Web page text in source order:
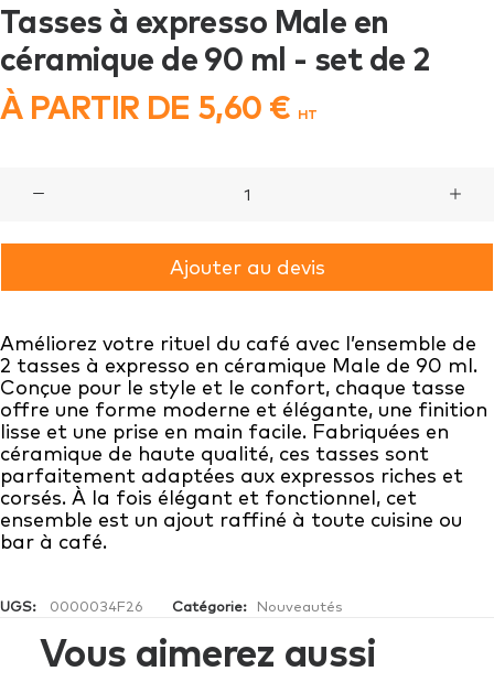
Tasses à expresso Male en
céramique de 90 ml - set de 2
À PARTIR DE 5,60 € HT
Tasses
à
Male
en
céramique
de
90
ml
Ajouter au devis
Améliorez votre rituel du café avec l’ensemble de
2 tasses à expresso en céramique Male de 90 ml.
Conçue pour le style et le confort, chaque tasse
offre une forme moderne et élégante, une finition
lisse et une prise en main facile. Fabriquées en
céramique de haute qualité, ces tasses sont
parfaitement adaptées aux expressos riches et
corsés. À la fois élégant et fonctionnel, cet
ensemble est un ajout raffiné à toute cuisine ou
bar à café.
UGS: 0000034F26 Catégorie: Nouveautés
Vous aimerez aussi